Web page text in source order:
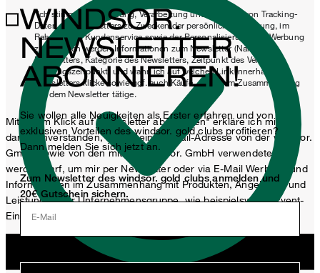
*Ich stimme der Erhebung, Verarbeitung und Nutzung von Tracking-
Daten des Newsletters zu Zwecken der persönlichen Beratung, im
Rahmen des Kundenservice sowie der Personalisierung von Werbung
zu. Erhoben werden Informationen zum Newsletter (Name des
Newsletters, Kategorie des Newsletters, Zeitpunkt des Versands,
Öffnungszeitpunkt) und wann ich auf welchen Link innerhalb des
Newsletters klicke sowie ggf. auch Käufe, die ich im Zusammenhang
mit dem Newsletter tätige.
Mit einem Klick auf „Newsletter abonnieren" erkläre ich mich
damit einverstanden, dass meine E-Mail-Adresse von der windsor.
GmbH sowie von den mit der windsor. GmbH verwendeten
werden darf, um mir per Newsletter oder via E-Mail Werbung und
Informationen im Zusammenhang mit Produkten, Angeboten und
Leistungen der Unternehmensgruppe, wie beispielsweise Event-
Einladungen, Aktionen, Produkt-Promotions zuzusenden.
WINDSOR.
NEWSLETTER
ABONNIEREN!
E-Mail
Zum Newsletter des windsor. gold clubs anmelden und
20€ Gutschein sichern.
Sie wollen alle Neuigkeiten als Erster erfahren und von
exklusiven Vorteilen des windsor. gold clubs profitieren?
Dann melden Sie sich jetzt an.